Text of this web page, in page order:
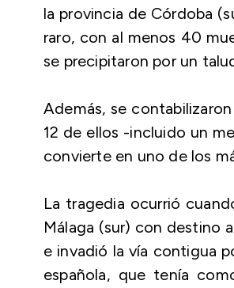
la provincia de Córdoba
raro, con al menos 40
se precipitaron por un
Además, se
12 de ellos -incluido un
convierte en uno de los
La tragedia ocurrió
Málaga (sur) con destino
e invadió la vía contigua
española, que tenía